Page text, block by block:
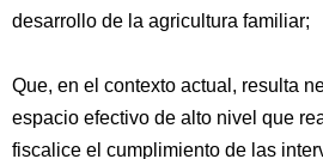
desarrollo de la agricultura familiar;
Que, en el contexto actual, resulta
espacio efectivo de alto nivel que
fiscalice el cumplimiento de las